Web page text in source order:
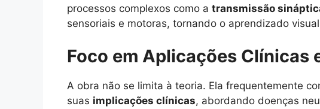
processos complexos como a transmissão
sensoriais e motoras, tornando o aprendizado
Foco em Aplicações Clínicas
A obra não se limita à teoria. Ela frequentemente
suas implicações clínicas, abordando doenças